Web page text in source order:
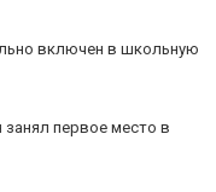
включен в школьную
занял первое место в